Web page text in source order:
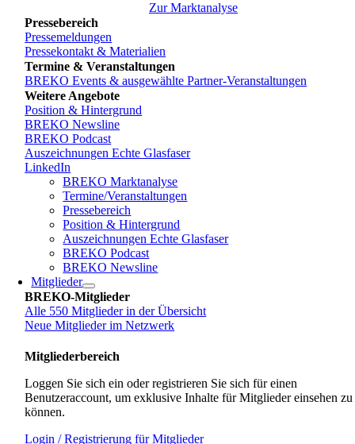
Zur Marktanalyse
Pressebereich
Pressemeldungen
Pressekontakt & Materialien
Termine & Veranstaltungen
BREKO Events & ausgewählte Partner-Veranstaltungen
Weitere Angebote
Position & Hintergrund
BREKO Newsline
BREKO Podcast
Auszeichnungen Echte Glasfaser
LinkedIn
BREKO Marktanalyse
Termine/Veranstaltungen
Pressebereich
Position & Hintergrund
Auszeichnungen Echte Glasfaser
BREKO Podcast
BREKO Newsline
Mitglieder
BREKO-Mitglieder
Alle 550 Mitglieder in der Übersicht
Neue Mitglieder im Netzwerk
Mitgliederbereich
Loggen Sie sich ein oder registrieren Sie sich für einen
Benutzeraccount, um exklusive Inhalte für Mitglieder einsehen zu
können.
Login / Registrierung für Mitglieder